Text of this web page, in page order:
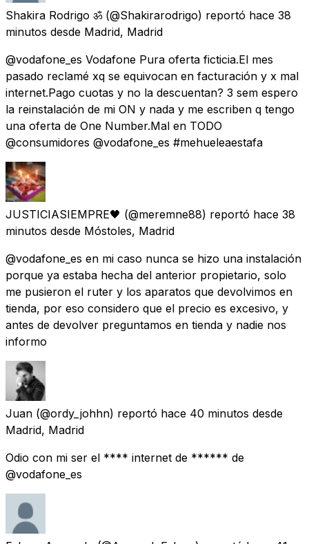
Shakira Rodrigo ॐ (@Shakirarodrigo) reportó hace 38
minutos desde Madrid, Madrid
@vodafone_es Vodafone Pura oferta ficticia.El mes
pasado reclamé xq se equivocan en facturación y x mal
internet.Pago cuotas y no la descuentan? 3 sem espero
la reinstalación de mi ON y nada y me escriben q tengo
una oferta de One Number.Mal en TODO
@consumidores @vodafone_es #mehueleaestafa
JUSTICIASIEMPRE🖤 (@meremne88) reportó hace 38
minutos desde Móstoles, Madrid
@vodafone_es en mi caso nunca se hizo una instalación
porque ya estaba hecha del anterior propietario, solo
me pusieron el ruter y los aparatos que devolvimos en
tienda, por eso considero que el precio es excesivo, y
antes de devolver preguntamos en tienda y nadie nos
informo
Juan (@ordy_johhn) reportó hace 40 minutos desde
Madrid, Madrid
Odio con mi ser el **** internet de ****** de
@vodafone_es